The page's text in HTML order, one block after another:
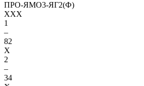
ПРО-ЯМО3-ЯГ2(Ф)
XXX
1
–
82
X
2
–
34